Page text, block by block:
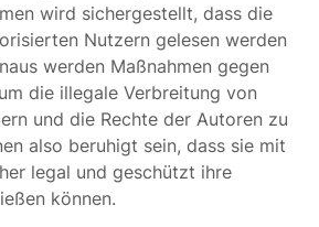
wird sichergestellt, dass die
Nutzern gelesen werden
werden Maßnahmen gegen
die illegale Verbreitung von
und die Rechte der Autoren zu
also beruhigt sein, dass sie mit
legal und geschützt ihre
können.